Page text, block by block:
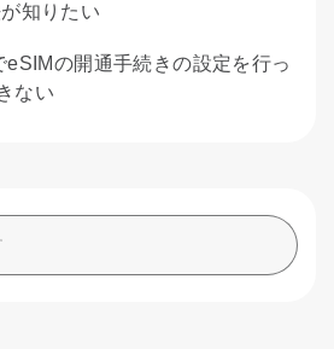
知りたい
の開通手続きの設定を行っ
ない